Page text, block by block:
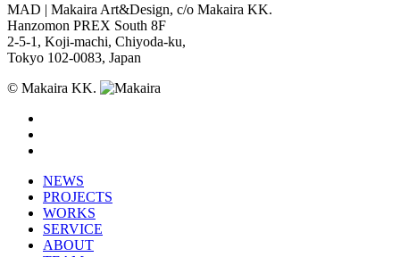
MAD | Makaira Art&Design, c/o Makaira KK.
Hanzomon PREX South 8F
2-5-1, Koji-machi, Chiyoda-ku,
Tokyo 102-0083, Japan
© Makaira KK.
NEWS
PROJECTS
WORKS
SERVICE
ABOUT